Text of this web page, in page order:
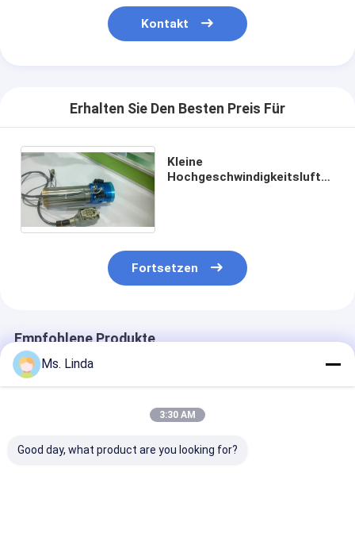
Kontakt
Erhalten Sie Den Besten Preis Für
Kleine
Hochgeschwindigkeitsluft-
Fortsetzen
Empfohlene Produkte
Ms. Linda
3:30 AM
Good day, what product are you looking for?